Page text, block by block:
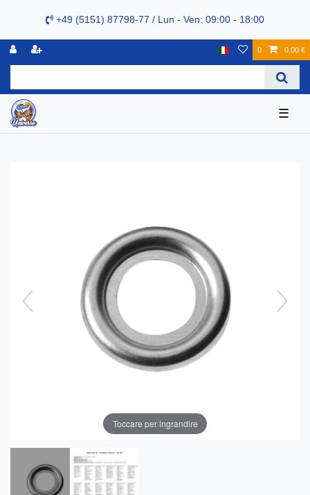
+49 (5151) 87798-77 / Lun - Ven: 09:00 - 18:00
0 0,00 €
☰
Toccare per ingrandire